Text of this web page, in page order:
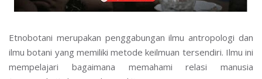
Etnobotani merupakan penggabungan ilmu antropologi dan
ilmu botani yang memiliki metode keilmuan tersendiri. Ilmu ini
mempelajari bagaimana memahami relasi manusia